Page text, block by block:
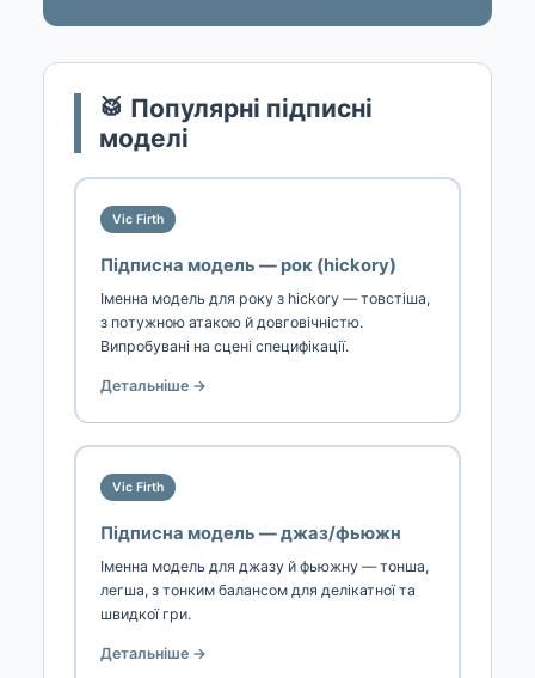
🥁 Популярні підписні
моделі
Vic Firth
Підписна модель — рок (hickory)
Іменна модель для року з hickory — товстіша,
з потужною атакою й довговічністю.
Випробувані на сцені специфікації.
Детальніше →
Vic Firth
Підписна модель — джаз/фьюжн
Іменна модель для джазу й фьюжну — тонша,
легша, з тонким балансом для делікатної та
швидкої гри.
Детальніше →